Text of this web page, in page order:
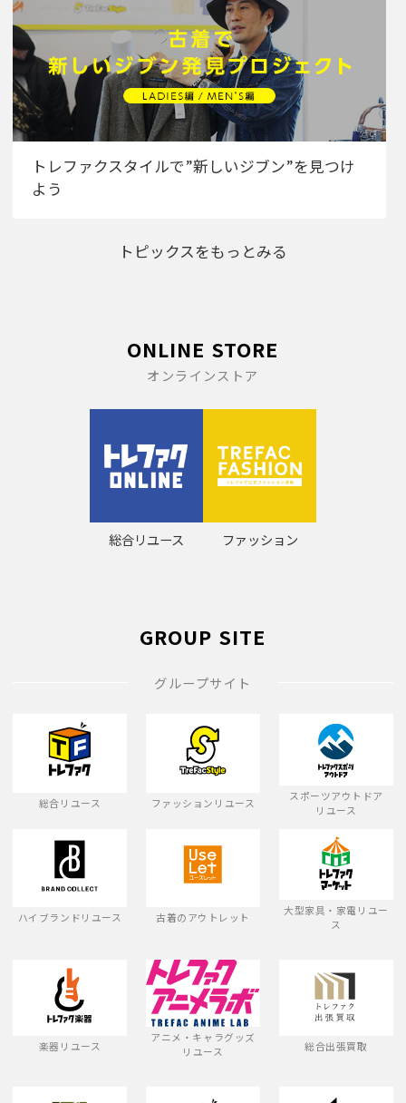
トレファクスタイルで”新しいジブン”を見つけ
よう
トピックスをもっとみる
ONLINE STORE
オンラインストア
総合リユース ファッション
GROUP SITE
グループサイト
総合リユース ファッションリユース
スポーツアウトドア
リユース
ハイブランドリユース 古着のアウトレット
大型家具・家電リユー
ス
楽器リユース
アニメ・キャラグッズ
リユース
総合出張買取